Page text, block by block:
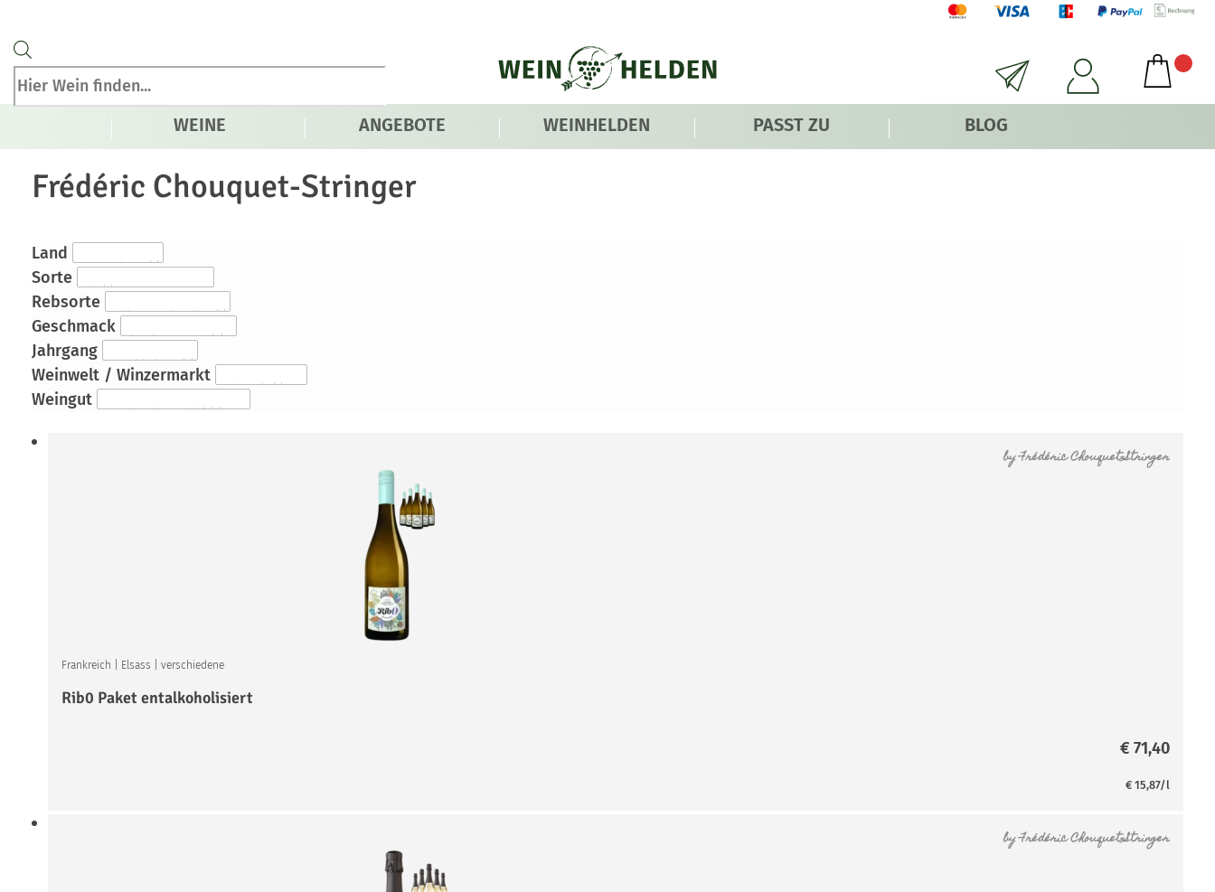
search
WEINE ANGEBOTE WEINHELDEN PASST ZU BLOG
Frédéric Chouquet-Stringer
Land
Sorte
Rebsorte
Geschmack
Jahrgang
Weinwelt / Winzermarkt
Weingut
byFrédéric Chouquet-Stringer
Frankreich Elsass verschiedene
Rib0 Paket entalkoholisiert
€ 71,40
€ 15,87/l
byFrédéric Chouquet-Stringer